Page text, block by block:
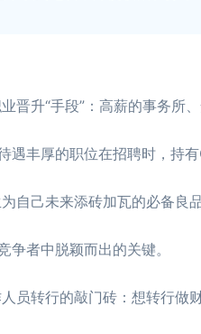
升“手段”：高薪的事务所
遇丰厚的职位在招聘时，持
己未来添砖加瓦的必备良
争者中脱颖而出的关键。
转行的敲门砖：想转行做